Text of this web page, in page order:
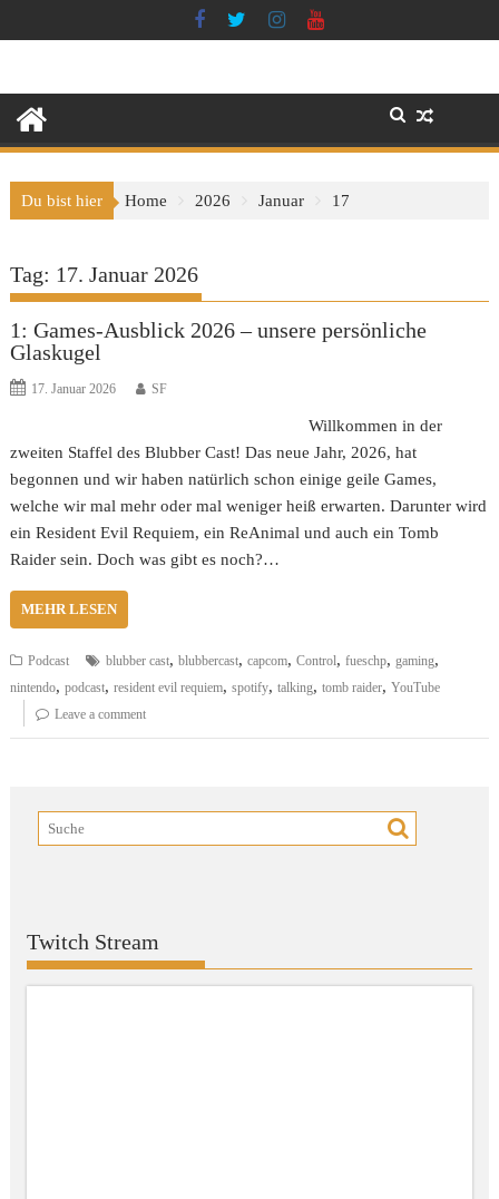
to
Du bist hier Home 2026 Januar 17
Tag: 17. Januar 2026
1: Games-Ausblick 2026 – unsere persönliche
Glaskugel
17. Januar 2026 SF
Willkommen in der
zweiten Staffel des Blubber Cast! Das neue Jahr, 2026, hat
begonnen und wir haben natürlich schon einige geile Games,
welche wir mal mehr oder mal weniger heiß erwarten. Darunter wird
ein Resident Evil Requiem, ein ReAnimal und auch ein Tomb
Raider sein. Doch was gibt es noch?…
MEHR LESEN
Podcast blubber cast,blubbercast,capcom,Control,fueschp,gaming,
nintendo,podcast,resident evil requiem,spotify,talking,tomb raider,YouTube
Leave a comment
Twitch Stream